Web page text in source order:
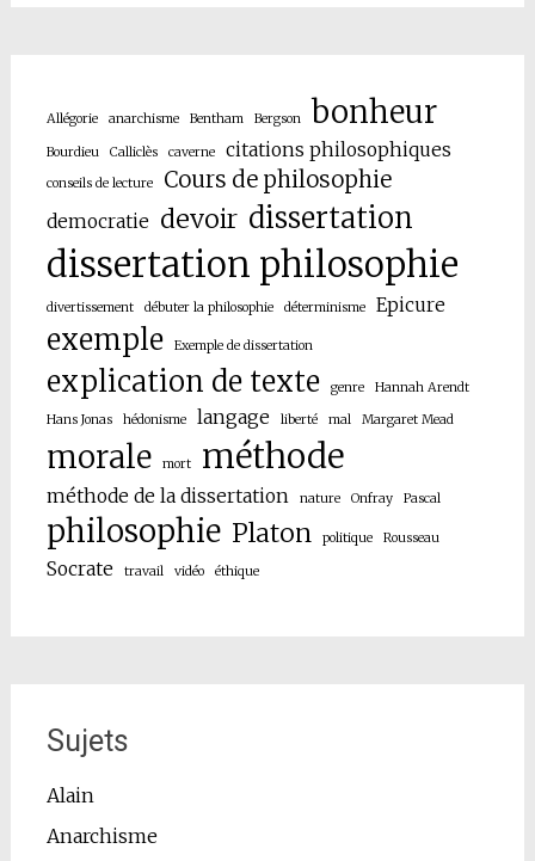
Allégorie anarchisme Bentham Bergson bonheur
Bourdieu Calliclès caverne citations philosophiques
conseils de lecture Cours de philosophie
democratie devoir dissertation
dissertation philosophie
divertissement débuter la philosophie déterminisme Epicure
exemple Exemple de dissertation
explication de texte genre Hannah Arendt
Hans Jonas hédonisme langage liberté mal Margaret Mead
morale mort méthode
méthode de la dissertation nature Onfray Pascal
philosophie Platon politique Rousseau
Socrate travail vidéo éthique
Sujets
Alain
Anarchisme